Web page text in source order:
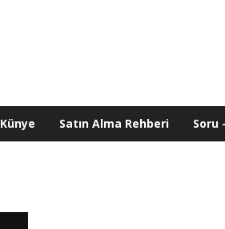
Künye Satın Alma Rehberi Soru